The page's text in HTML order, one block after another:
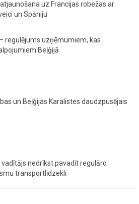
uz Francijas robežas ar
un Spāniju
regulējums uzņēmumiem, kas
Beļģijā
un Beļģijas Karalistes daudzpusējais
nedrīkst pavadīt regulāro
transportlīdzeklī